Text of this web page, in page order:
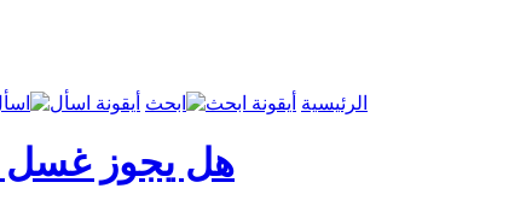
الرئيسية
ابحث
هل يجوز غسل